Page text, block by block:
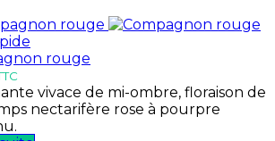
rouge
vivace de mi-ombre, floraison de
nectarifère rose à pourpre